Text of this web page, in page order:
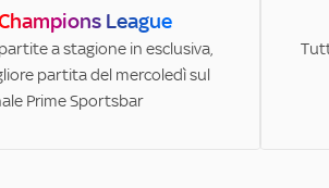
League
a stagione in esclusiva,
partita del mercoledì sul
Prime Sportsbar